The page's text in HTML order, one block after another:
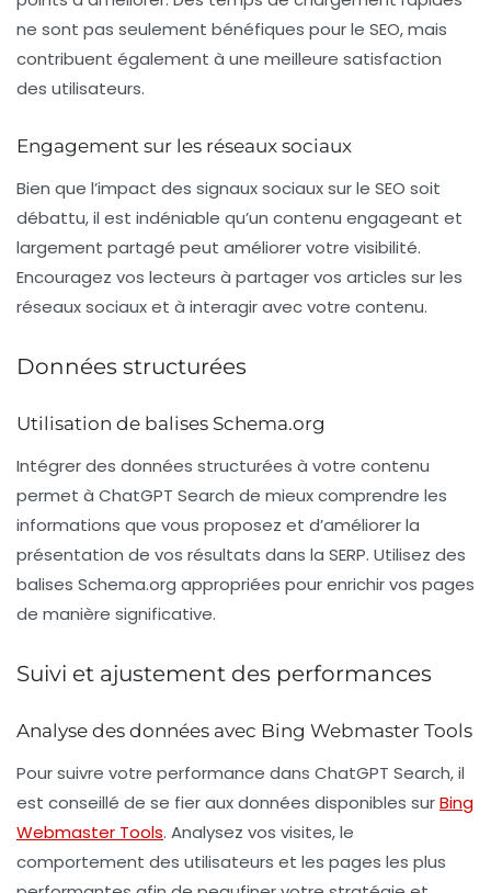
ne sont pas seulement bénéfiques pour le SEO, mais
contribuent également à une meilleure satisfaction
des utilisateurs.
Engagement sur les réseaux sociaux
Bien que l’impact des signaux sociauxsur le SEO soit
débattu, il est indéniable qu’un contenu engageant et
largement partagé peut améliorer votre visibilité.
Encouragez vos lecteurs à partager vos articles sur les
réseaux sociaux et à interagir avec votre contenu.
Données structurées
Utilisation de balises Schema.org
Intégrer des données structurées à votre contenu
permet à ChatGPT Search de mieux comprendre les
informations que vous proposez et d’améliorer la
présentation de vos résultats dans la SERP. Utilisez des
balises Schema.org appropriées pour enrichir vos pages
de manière significative.
Suivi et ajustement des performances
Analyse des données avec Bing Webmaster Tools
Pour suivre votre performance dans ChatGPT Search, il
est conseillé de se fier aux données disponibles surBing
Webmaster Tools. Analysez vos visites, le
comportement des utilisateurs et les pages les plus